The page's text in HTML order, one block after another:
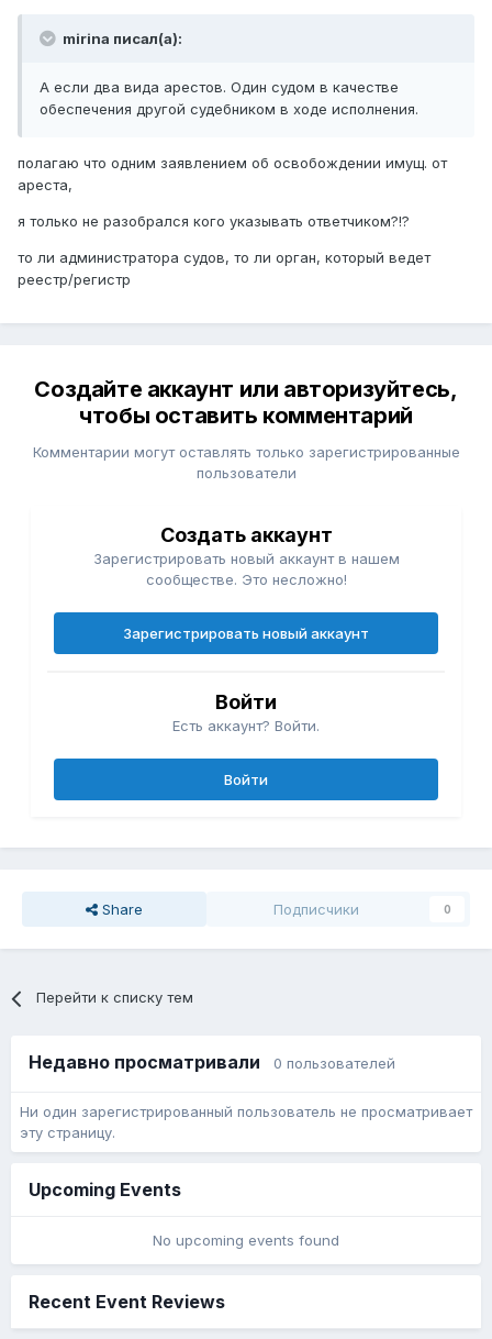
mirina писал(а):
А если два вида арестов. Один судом в качестве
обеспечения другой судебником в ходе исполнения.
полагаю что одним заявлением об освобождении имущ. от
ареста,
я только не разобрался кого указывать ответчиком?!?
то ли администратора судов, то ли орган, который ведет
реестр/регистр
Создайте аккаунт или авторизуйтесь,
чтобы оставить комментарий
Комментарии могут оставлять только зарегистрированные
пользователи
Создать аккаунт
Зарегистрировать новый аккаунт в нашем
сообществе. Это несложно!
Зарегистрировать новый аккаунт
Войти
Есть аккаунт? Войти.
Войти
Share Подписчики 0
Перейти к списку тем
Недавно просматривали 0 пользователей
Ни один зарегистрированный пользователь не просматривает
эту страницу.
Upcoming Events
No upcoming events found
Recent Event Reviews